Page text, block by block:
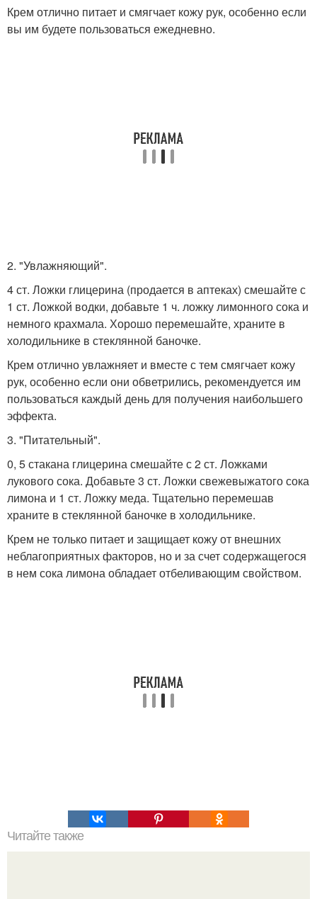
Крем отлично питает и смягчает кожу рук, особенно если
вы им будете пользоваться ежедневно.
2. "Увлажняющий".
4 ст. Ложки глицерина (продается в аптеках) смешайте с
1 ст. Ложкой водки, добавьте 1 ч. ложку лимонного сока и
немного крахмала. Хорошо перемешайте, храните в
холодильнике в стеклянной баночке.
Крем отлично увлажняет и вместе с тем смягчает кожу
рук, особенно если они обветрились, рекомендуется им
пользоваться каждый день для получения наибольшего
эффекта.
3. "Питательный".
0, 5 стакана глицерина смешайте с 2 ст. Ложками
лукового сока. Добавьте 3 ст. Ложки свежевыжатого сока
лимона и 1 ст. Ложку меда. Тщательно перемешав
храните в стеклянной баночке в холодильнике.
Крем не только питает и защищает кожу от внешних
неблагоприятных факторов, но и за счет содержащегося
в нем сока лимона обладает отбеливающим свойством.
Читайте также